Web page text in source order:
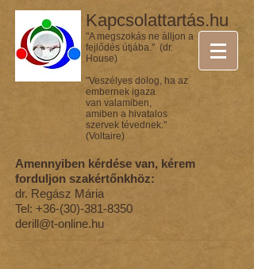
Kapcsolattartás.hu
"A megszokás ne álljon a
fejlődés útjába." (dr.
House)
"Veszélyes dolog, ha az
embernek igaza
van valamiben,
amiben a hivatalos
szervek tévednek."
(Voltaire)
Amennyiben kérdése van, kérem
forduljon szakértőnkhöz:
dr. Regász Mária
Tel: +36-(30)-381-8350
derill@t-online.hu